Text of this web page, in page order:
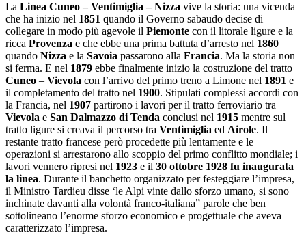
La Linea Cuneo – Ventimiglia – Nizza vive la storia: una vicenda
che ha inizio nel 1851 quando il Governo sabaudo decise di
collegare in modo più agevole il Piemonte con il litorale ligure e la
ricca Provenza e che ebbe una prima battuta d’arresto nel 1860
quando Nizza e la Savoia passarono alla Francia. Ma la storia non
si ferma. E nel 1879 ebbe finalmente inizio la costruzione del tratto
Cuneo – Vievola con l’arrivo del primo treno a Limone nel 1891 e
il completamento del tratto nel 1900. Stipulati complessi accordi con
la Francia, nel 1907 partirono i lavori per il tratto ferroviario tra
Vievola e San Dalmazzo di Tenda conclusi nel 1915 mentre sul
tratto ligure si creava il percorso tra Ventimiglia ed Airole. Il
restante tratto francese però procedette più lentamente e le
operazioni si arrestarono allo scoppio del primo conflitto mondiale; i
lavori vennero ripresi nel 1923 e il 30 ottobre 1928 fu inaugurata
la linea. Durante il banchetto organizzato per festeggiare l’impresa,
il Ministro Tardieu disse ‘le Alpi vinte dallo sforzo umano, si sono
inchinate davanti alla volontà franco-italiana” parole che ben
sottolineano l’enorme sforzo economico e progettuale che aveva
caratterizzato l’impresa.